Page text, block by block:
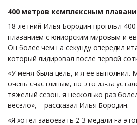
400 метров комплексным
18-летний Илья Бородин проплыл
плаванием с юниорским мировым и
Он более чем на секунду опередил
который лидировал после первой
«У меня была цель, и я ее выполнил.
очень счастливым, но это из-за
тяжелый сезон, я несколько раз
весело», – рассказал Илья Бородин.
«Я хотел завоевать 2-3 медали на